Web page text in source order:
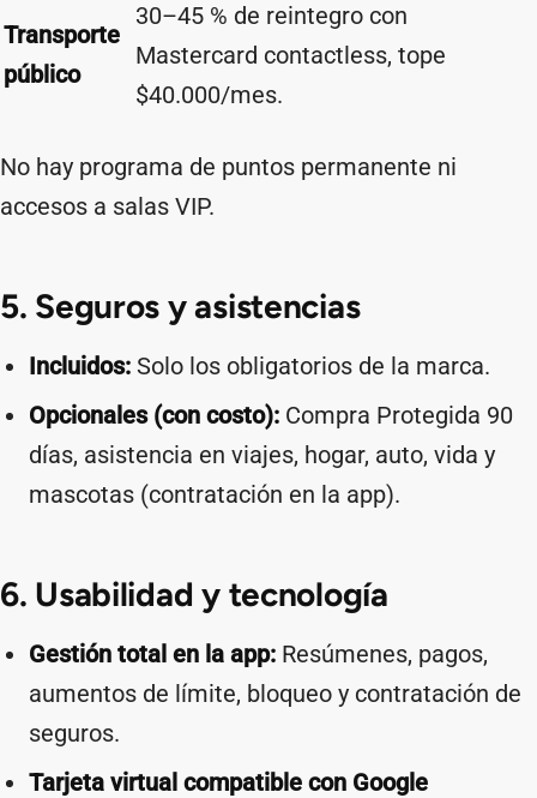
Transporte
público
30–45 % de reintegro con
Mastercard contactless, tope
$40.000/mes.
No hay programa de puntos permanente ni
accesos a salas VIP.
5. Seguros y asistencias
Incluidos: Solo los obligatorios de la marca.
Opcionales (con costo): Compra Protegida 90
días, asistencia en viajes, hogar, auto, vida y
mascotas (contratación en la app).
6. Usabilidad y tecnología
Gestión total en la app: Resúmenes, pagos,
aumentos de límite, bloqueo y contratación de
seguros.
Tarjeta virtual compatible con Google